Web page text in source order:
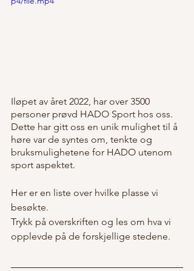
Iløpet av året 2022, har over 3500
personer prøvd HADO Sport hos oss.
Dette har gitt oss en unik mulighet til å
høre var de syntes om, tenkte og
bruksmulighetene for HADO utenom
sport aspektet.
Her er en liste over hvilke plasse vi
besøkte.
Trykk på overskriften og les om hva vi
opplevde på de forskjellige stedene.